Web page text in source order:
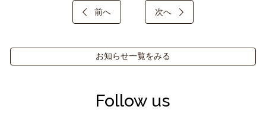
前へ 次へ
お知らせ一覧をみる
Follow us